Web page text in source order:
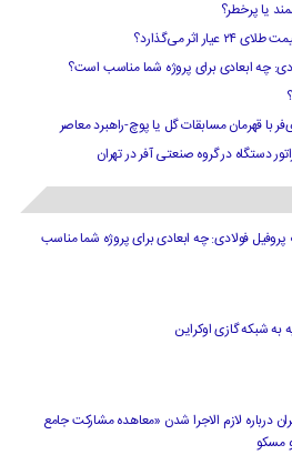
یا پرخطر؟
اثر می‌گذارد؟
چه ابعادی برای پروژه شما مناسب است؟
با قهرمان مسابقات گل یا پوچ-راهبرد معاصر
دستگاه در گروه صنعتی آفر در تهران
پروفیل فولادی: چه ابعادی برای پروژه شما مناسب
به شبکه گازی اوکراین
درباره لازم‌ الاجرا شدن «معاهده مشارکت جامع
مسکو